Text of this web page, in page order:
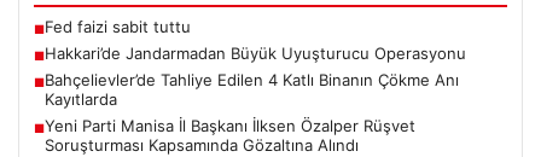
■Fed faizi sabit tuttu
■Hakkari’de Jandarmadan Büyük Uyuşturucu Operasyonu
■Bahçelievler’de Tahliye Edilen 4 Katlı Binanın Çökme Anı
Kayıtlarda
■Yeni Parti Manisa İl Başkanı İlksen Özalper Rüşvet
Soruşturması Kapsamında Gözaltına Alındı